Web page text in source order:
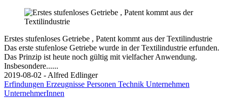
Erstes stufenloses Getriebe , Patent kommt aus der Textilindustrie
Das erste stufenlose Getriebe wurde in der Textilindustrie erfunden.
Das Prinzip ist heute noch gültig mit vielfacher Anwendung.
Insbesondere......
2019-08-02 - Alfred Edlinger
Erfindungen Erzeugnisse Personen Technik Unternehmen
UnternehmerInnen